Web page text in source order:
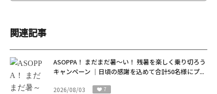
関連記事
ASOPPA！ まだまだ暑～い！ 残暑を楽しく乗り切ろう
キャンペーン ｜日頃の感謝を込めて合計50名様にプ...
2026/08/03 7